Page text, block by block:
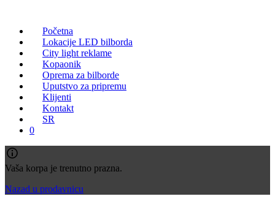
Početna
Lokacije LED bilborda
City light reklame
Kopaonik
Oprema za bilborde
Uputstvo za pripremu
Klijenti
Kontakt
SR
0
Vaša korpa je trenutno prazna.
Nazad u prodavnicu